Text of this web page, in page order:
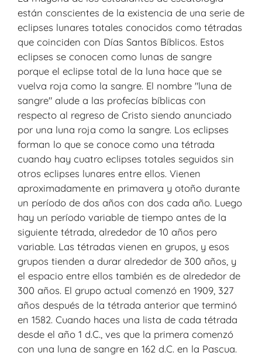
están conscientes de la existencia de una serie de
eclipses lunares totales conocidos como tétradas
que coinciden con Días Santos Bíblicos. Estos
eclipses se conocen como lunas de sangre
porque el eclipse total de la luna hace que se
vuelva roja como la sangre. El nombre "luna de
sangre" alude a las profecías bíblicas con
respecto al regreso de Cristo siendo anunciado
por una luna roja como la sangre. Los eclipses
forman lo que se conoce como una tétrada
cuando hay cuatro eclipses totales seguidos sin
otros eclipses lunares entre ellos. Vienen
aproximadamente en primavera y otoño durante
un período de dos años con dos cada año. Luego
hay un período variable de tiempo antes de la
siguiente tétrada, alrededor de 10 años pero
variable. Las tétradas vienen en grupos, y esos
grupos tienden a durar alrededor de 300 años, y
el espacio entre ellos también es de alrededor de
300 años. El grupo actual comenzó en 1909, 327
años después de la tétrada anterior que terminó
en 1582. Cuando haces una lista de cada tétrada
desde el año 1 d.C., ves que la primera comenzó
con una luna de sangre en 162 d.C. en la Pascua.